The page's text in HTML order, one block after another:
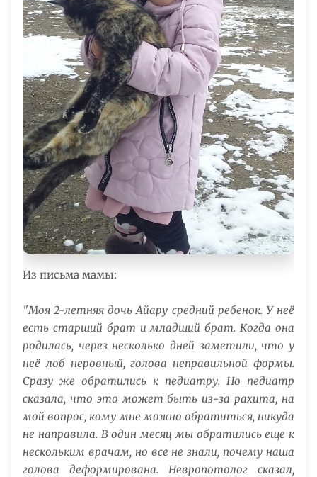
Из письма мамы:
"Моя 2-летняя дочь Айару средний ребенок. У неё
есть старший брат и младший брат. Когда она
родилась, через несколько дней заметили, что у
неё лоб неровный, голова неправильной формы.
Сразу же обратились к педиатру. Но педиатр
сказала, что это может быть из-за рахита, на
мой вопрос, кому мне можно обратиться, никуда
не направила. В один месяц мы обратились еще к
нескольким врачам, но все не знали, почему наша
голова деформирована. Невропотолог сказал,